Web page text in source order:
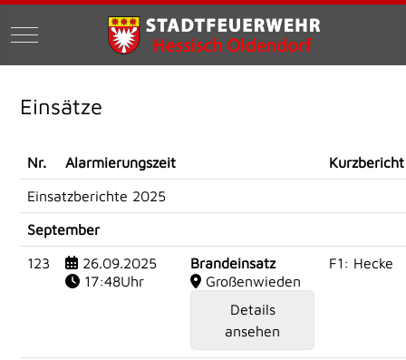
Mobile Menu Toggle
Einsätze
Nr. Alarmierungszeit Kurzbericht
Einsatzberichte 2025
September
123
26.09.2025
17:48Uhr
Brandeinsatz
Großenwieden
Details
ansehen
F1: Hecke